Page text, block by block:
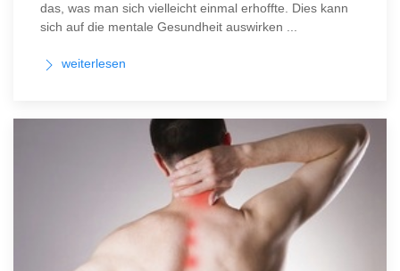
das, was man sich vielleicht einmal erhoffte. Dies kann
sich auf die mentale Gesundheit auswirken ...
weiterlesen